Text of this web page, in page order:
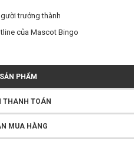
trưởng thành
của Mascot Bingo
PHẨM
THANH TOÁN
MUA HÀNG